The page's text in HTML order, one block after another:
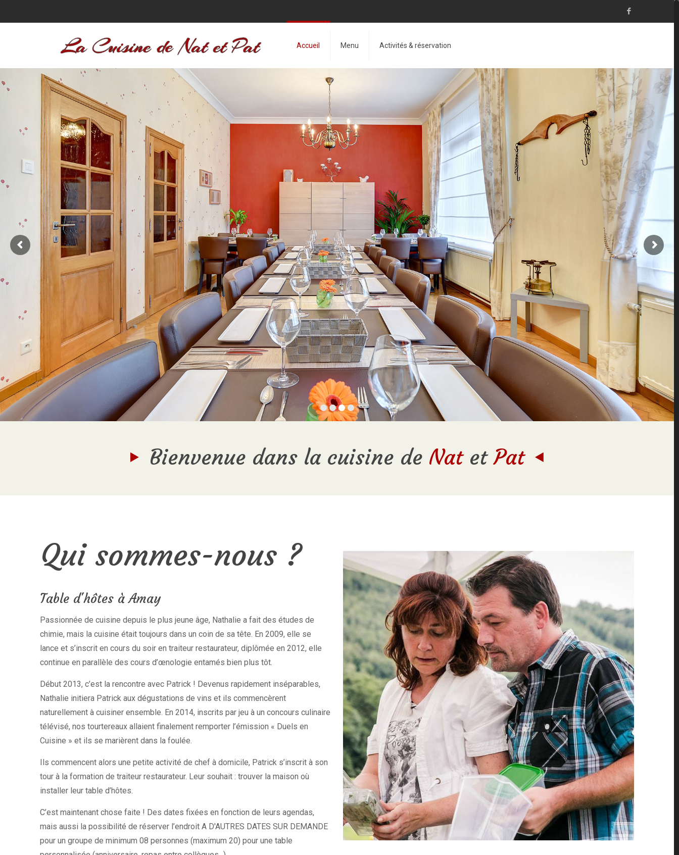
Accueil Menu Activités & réservation
Bienvenue dans la cuisine de NatetPat
Qui sommes-nous ?
Table d'hôtes à Amay
Passionnée de cuisine depuis le plus jeune âge, Nathalie a fait des études de
chimie, mais la cuisine était toujours dans un coin de sa tête. En 2009, elle se
lance et s’inscrit en cours du soir en traiteur restaurateur, diplômée en 2012, elle
continue en parallèle des cours d’œnologie entamés bien plus tôt.
Début 2013, c’est la rencontre avec Patrick ! Devenus rapidement inséparables,
Nathalie initiera Patrick aux dégustations de vins et ils commencèrent
naturellement à cuisiner ensemble. En 2014, inscrits par jeu à un concours culinaire
télévisé, nos tourtereaux allaient finalement remporter l’émission « Duels en
Cuisine » et ils se marièrent dans la foulée.
Ils commencent alors une petite activité de chef à domicile, Patrick s’inscrit à son
tour à la formation de traiteur restaurateur. Leur souhait : trouver la maison où
installer leur table d’hôtes.
C’est maintenant chose faite ! Des dates fixées en fonction de leurs agendas,
mais aussi la possibilité de réserver l’endroit A D'AUTRES DATES SUR DEMANDE
pour un groupe de minimum 08 personnes (maximum 20) pour une table